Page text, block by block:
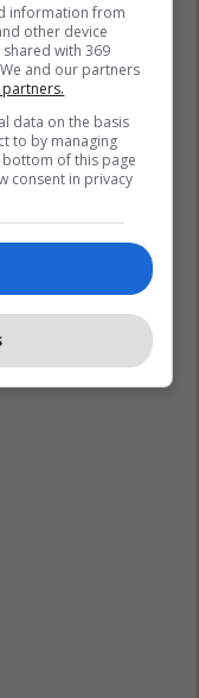
information from
other device
with 369
and our partners
data on the basis
to by managing
of this page
consent in privacy